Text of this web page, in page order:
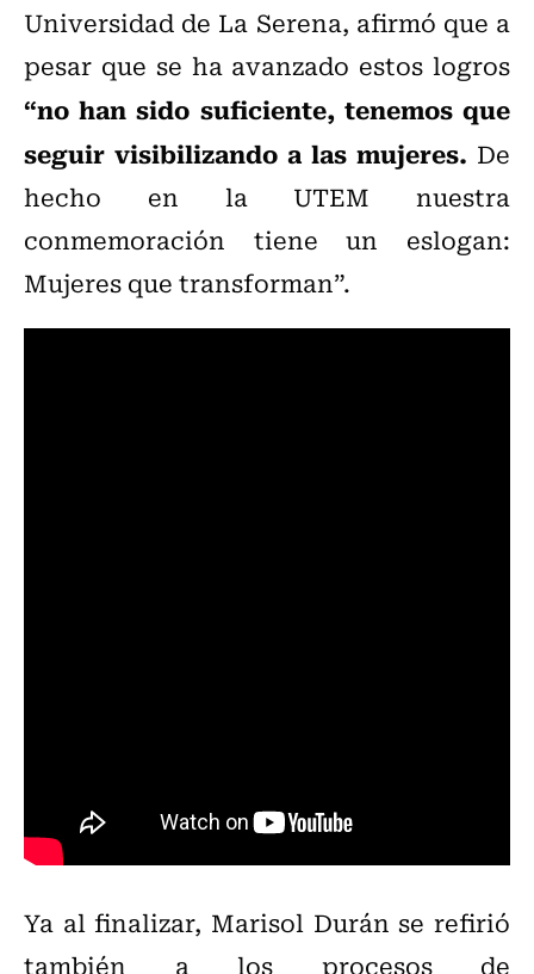
Universidad de La Serena, afirmó que a
pesar que se ha avanzado estos logros
“no han sido suficiente, tenemos que
seguir visibilizando a las mujeres. De
hecho en la UTEM nuestra
conmemoración tiene un eslogan:
Mujeres que transforman”.
Ya al finalizar, Marisol Durán se refirió
también a los procesos de